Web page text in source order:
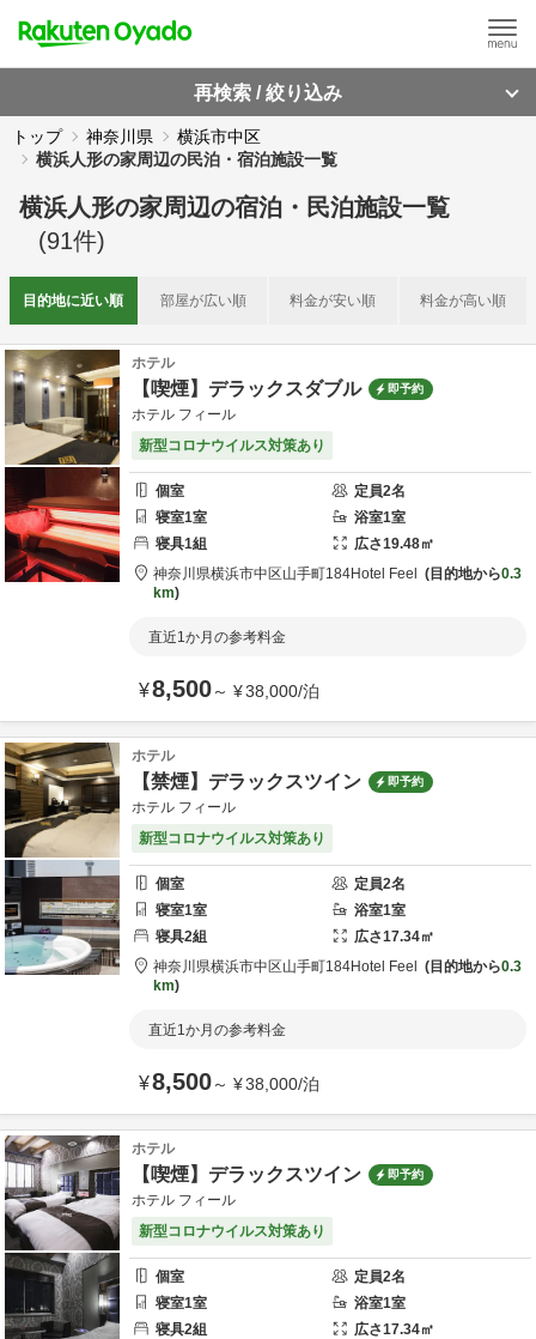
再検索 / 絞り込み
トップ 神奈川県
横浜市中区
横浜人形の家周辺の民泊・宿泊施設一覧
横浜人形の家周辺の宿泊・民泊施設一覧
(91件)
目的地に近い順 部屋が広い順 料金が安い順 料金が高い順
ホテル
【喫煙】デラックスダブル 即予約
ホテル フィール
新型コロナウイルス対策あり
個室 定員2名
寝室1室 浴室1室
寝具1組 広さ19.48㎡
神奈川県横浜市中区山手町184Hotel Feel 目的地から0.3
km
直近1か月の参考料金
¥8,500～ ¥38,000/泊
ホテル
【禁煙】デラックスツイン 即予約
ホテル フィール
新型コロナウイルス対策あり
個室 定員2名
寝室1室 浴室1室
寝具2組 広さ17.34㎡
神奈川県横浜市中区山手町184Hotel Feel 目的地から0.3
km
直近1か月の参考料金
¥8,500～ ¥38,000/泊
ホテル
【喫煙】デラックスツイン 即予約
ホテル フィール
新型コロナウイルス対策あり
個室 定員2名
寝室1室 浴室1室
寝具2組 広さ17.34㎡